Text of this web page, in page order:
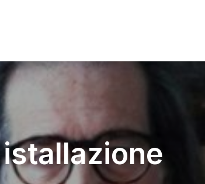
istallazione